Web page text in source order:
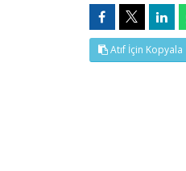
Atıf İçin Kopyala